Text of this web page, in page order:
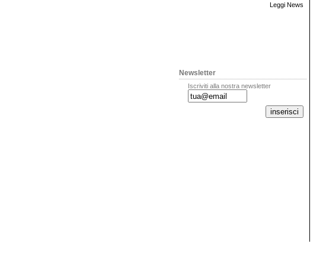
Leggi News
Newsletter
Iscriviti alla nostra newsletter